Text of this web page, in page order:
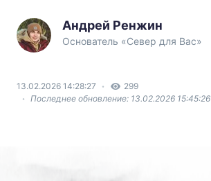
Андрей Ренжин
Основатель «Север для Вас»
13.02.2026 14:28:27
299
Последнее обновление: 13.02.2026 15:45:26